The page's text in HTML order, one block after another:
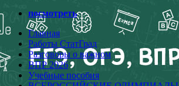
посмотреть
Главная
Работы СтатГрад
Разговоры о важном
ВПР 2026
Учебные пособия